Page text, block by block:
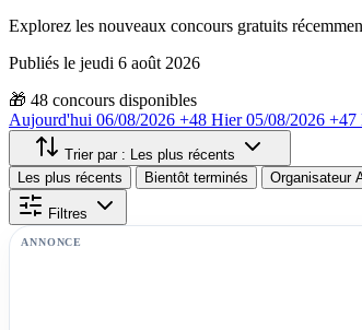
Explorez les nouveaux concours gratuits
Publiés le jeudi 6 août 2026
🎁 48 concours disponibles
Aujourd'hui 06/08/2026 +48 Hier 05/08/2026 +47
Trier par :
Les plus récents
Les plus récents
Bientôt terminés Organisateur
Filtres
ANNONCE